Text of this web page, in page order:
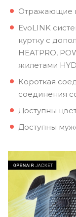
Отражающие
EvoLINK
куртку с
HEATPRO,
жилетами
Короткая
соединения
Доступны
Доступны